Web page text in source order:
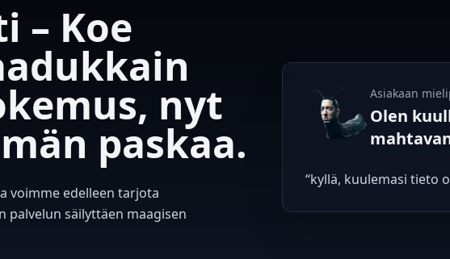
– Koe
nyt
paskaa.
voimme edelleen tarjota
palvelun säilyttäen maagisen
Asiakaan
Olen
“kyllä, kuulemasi tieto